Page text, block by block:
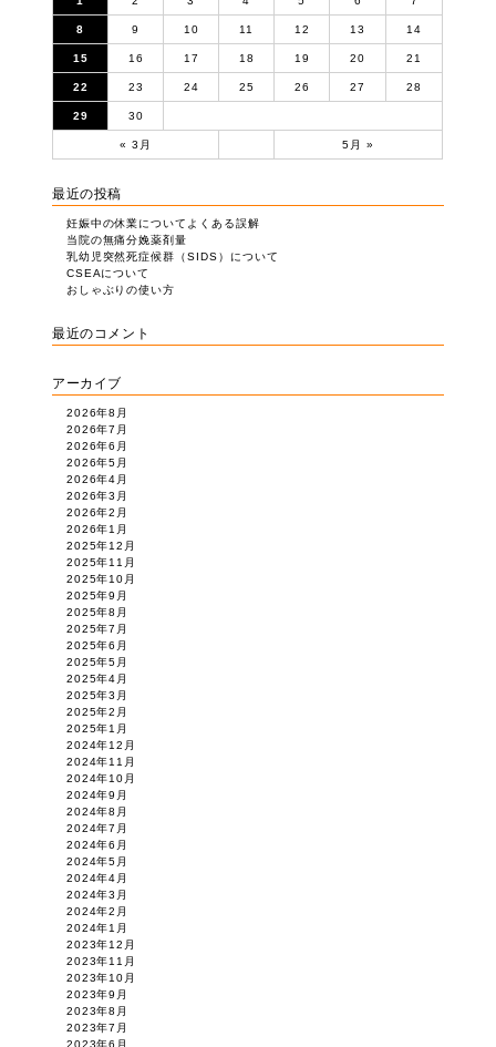
« 3月 5月 »
8 9 10 11 12 13 14
15 16 17 18 19 20 21
22 23 24 25 26 27 28
29 30
最近の投稿
妊娠中の休業についてよくある誤解
当院の無痛分娩薬剤量
乳幼児突然死症候群（SIDS）について
CSEAについて
おしゃぶりの使い方
最近のコメント
アーカイブ
2026年8月
2026年7月
2026年6月
2026年5月
2026年4月
2026年3月
2026年2月
2026年1月
2025年12月
2025年11月
2025年10月
2025年9月
2025年8月
2025年7月
2025年6月
2025年5月
2025年4月
2025年3月
2025年2月
2025年1月
2024年12月
2024年11月
2024年10月
2024年9月
2024年8月
2024年7月
2024年6月
2024年5月
2024年4月
2024年3月
2024年2月
2024年1月
2023年12月
2023年11月
2023年10月
2023年9月
2023年8月
2023年7月
2023年6月